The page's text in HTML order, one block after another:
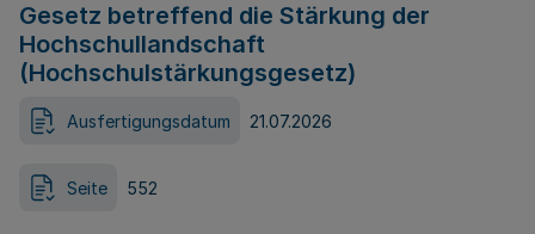
Gesetz betreffend die Stärkung der
Hochschullandschaft
(Hochschulstärkungsgesetz)
Ausfertigungsdatum 21.07.2026
Seite 552